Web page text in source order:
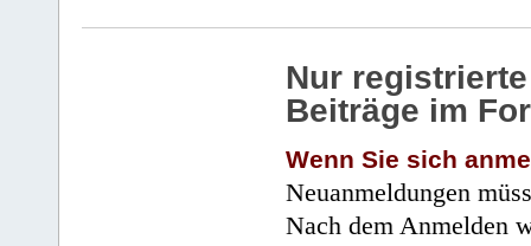
Nur
Beiträge im
Wenn Sie sich
Neuanmeldungen
Nach dem Anmelden